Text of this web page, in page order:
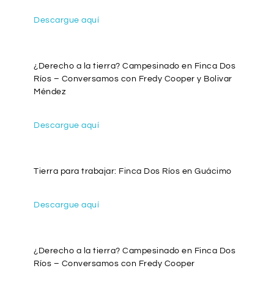
Descargue aquí
¿Derecho a la tierra? Campesinado en Finca Dos
Ríos – Conversamos con Fredy Cooper y Bolivar
Méndez
Descargue aquí
Tierra para trabajar: Finca Dos Ríos en Guácimo
Descargue aquí
¿Derecho a la tierra? Campesinado en Finca Dos
Ríos – Conversamos con Fredy Cooper